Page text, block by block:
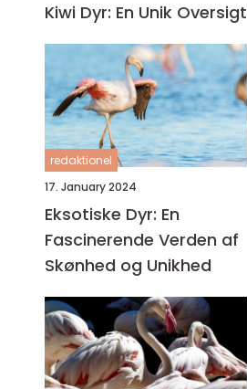
Kiwi Dyr: En Unik Oversigt
redaktionel
17. January 2024
Eksotiske Dyr: En
Fascinerende Verden af
Skønhed og Unikhed